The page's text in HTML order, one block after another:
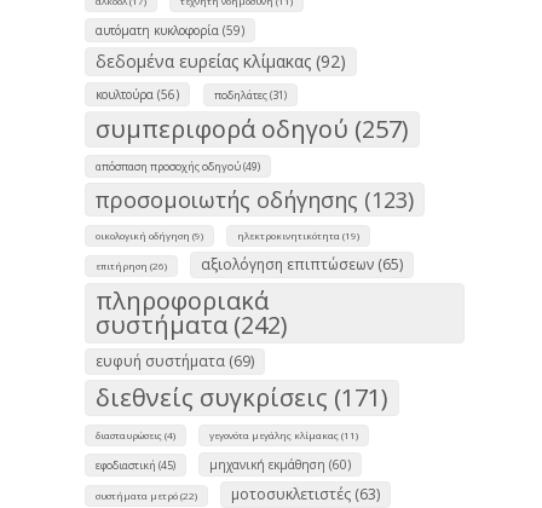
αυτόματη κυκλοφορία (59)
δεδομένα ευρείας κλίμακας (92)
κουλτούρα (56) ποδηλάτες (31)
συμπεριφορά οδηγού (257)
απόσπαση προσοχής οδηγού (49)
προσομοιωτής οδήγησης (123)
οικολογική οδήγηση (9) ηλεκτροκινητικότητα (19)
επιτήρηση (26) αξιολόγηση επιπτώσεων (65)
πληροφοριακά
συστήματα (242)
ευφυή συστήματα (69)
διεθνείς συγκρίσεις (171)
διασταυρώσεις (4) γεγονότα μεγάλης κλίμακας (11)
εφοδιαστική (45) μηχανική εκμάθηση (60)
συστήματα μετρό (22) μοτοσυκλετιστές (63)